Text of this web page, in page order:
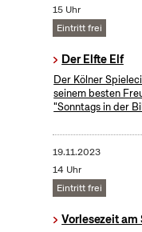
15 Uhr
Eintritt frei
Der Elfte Elf
Der Kölner
seinem besten
"Sonntags in der
19.11.2023
14 Uhr
Eintritt frei
Vorlesezeit am